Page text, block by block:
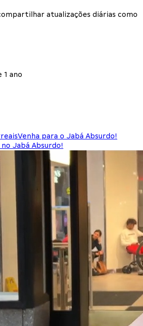
atualizações diárias como
1 ano
Venha para o Jabá Absurdo!
no Jabá Absurdo!